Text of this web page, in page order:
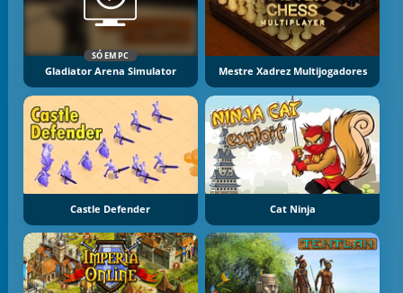
SÓ EM PC
Gladiator Arena Simulator Mestre Xadrez Multijogadores
Castle Defender Cat Ninja